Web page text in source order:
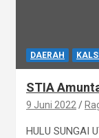
DAERAH
STIA
9 Juni 2022
HULU SUNGAI